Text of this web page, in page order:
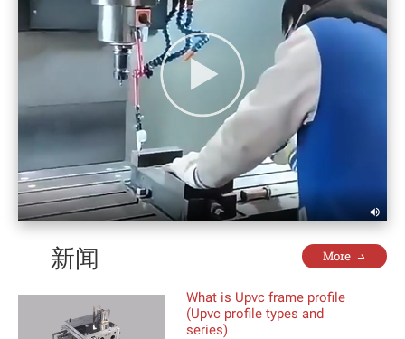
的特性定
制模具，
使各方面
短、发挥
到极致，
通模具生
产不出来
的性能更
好的门窗
型材产
定，而且
不会出现
漏料情
况。已经
成功应用
于宽幅畜
牧板模
具、波浪
板模具、
家俱板模
具、浴柜
板模具、
中空格子
板模具、
结皮发泡
模具、共
挤发泡模
具、钢塑
共挤发泡
模具、
PVC木塑
发泡模
具、PE木
塑模具
等。
新闻 More
What is Upvc frame profile
(Upvc profile types and
series)